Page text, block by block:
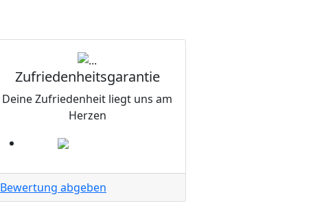
Zufriedenheitsgarantie
Deine Zufriedenheit liegt uns am
Herzen
Bewertung abgeben